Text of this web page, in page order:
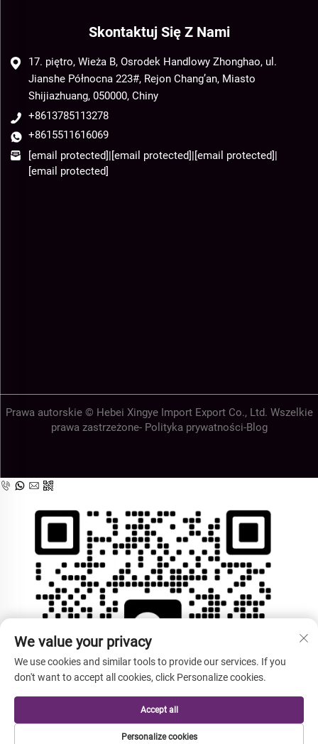
Skontaktuj Się Z Nami
17. piętro, Wieża B, Osrodek Handlowy Zhonghao, ul.
Jianshe Północna 223#, Rejon Chang’an, Miasto
Shijiazhuang, 050000, Chiny
+8613785113278
+8615511616069
[email protected]|[email protected]|[email protected]|
[email protected]
Prawa autorskie © Hebei Xingye Import Export Co., Ltd. Wszelkie
prawa zastrzeżone- Polityka prywatności-Blog
We value your privacy
We use cookies and similar tools to provide our services. If you
don't want to accept all cookies, click Personalize cookies.
Personalize cookies
Accept all